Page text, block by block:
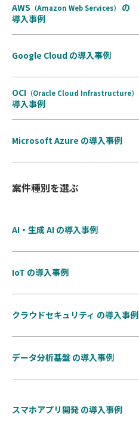
AWS （Amazon Web Services）
の
導入事例
Google Cloud の導入事例
OCI （Oracle Cloud Infrastructure）
導入事例
Microsoft Azure の導入事例
案件種別を選ぶ
AI・生成 AI の導入事例
IoT の導入事例
クラウドセキュリティ の導入事例
データ分析基盤 の導入事例
スマホアプリ開発 の導入事例